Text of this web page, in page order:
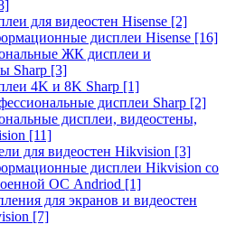
для видеостен Hisense [2]
дисплеи Hisense [16]
ЖК дисплеи и
Sharp [3]
4K и 8K Sharp [1]
дисплеи Sharp [2]
дисплеи, видеостены,
[11]
для видеостен Hikvision [3]
дисплеи Hikvision со
ОС Andriod [1]
для экранов и видеостен
[7]